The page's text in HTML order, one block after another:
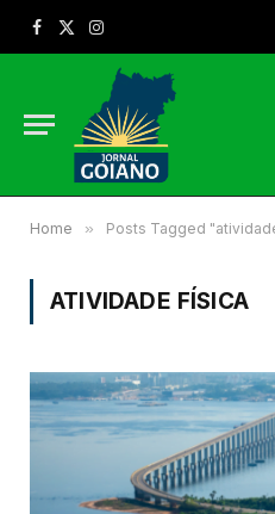
Facebook
X
Instagram
Home » Posts Tagged
ATIVIDADE FÍSICA